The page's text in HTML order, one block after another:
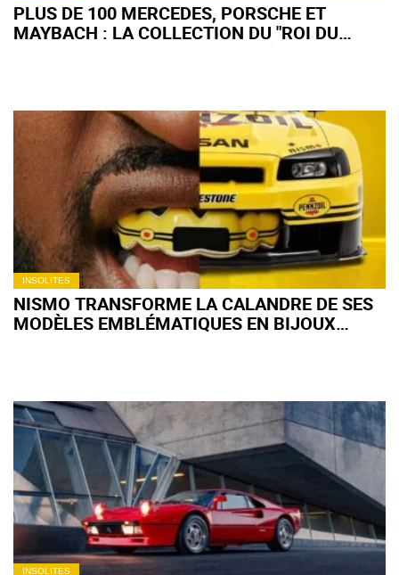
PLUS DE 100 MERCEDES, PORSCHE ET
MAYBACH : LA COLLECTION DU "ROI DU
INSOLITES
NISMO TRANSFORME LA CALANDRE DE SES
MODÈLES EMBLÉMATIQUES EN BIJOUX
INSOLITES